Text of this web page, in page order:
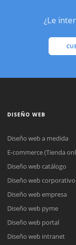
¿Le
DISEÑO WEB
Diseño web a medida
E-commerce (Tienda
Diseño web catálogo
Diseño web corporativo
Diseño web empresa
Diseño web pyme
Diseño web portal
Diseño web intranet